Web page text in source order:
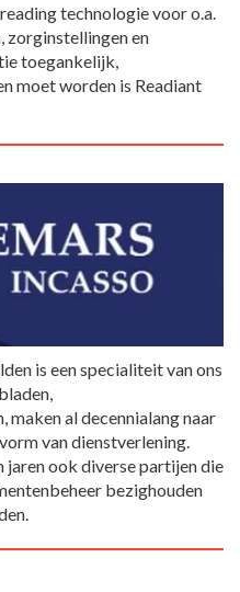
technologie voor o.a.
zorginstellingen en
toegankelijk,
moet worden is Readiant
is een specialiteit van ons
al decennialang naar
van dienstverlening.
jaren ook diverse partijen die
bezighouden